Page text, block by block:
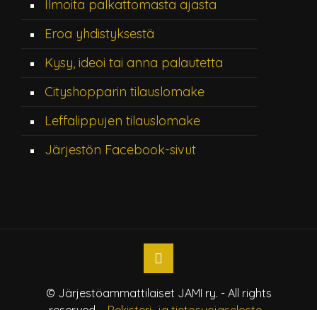
Ilmoita palkattomasta ajasta
Eroa yhdistyksestä
Kysy, ideoi tai anna palautetta
Cityshopparin tilauslomake
Leffalippujen tilauslomake
Järjestön Facebook-sivut
© Järjestöammattilaiset JAMI ry. - All rights